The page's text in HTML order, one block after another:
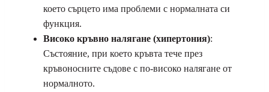
което сърцето има проблеми с нормалната си
функция.
Високо кръвно налягане (хипертония):
Състояние, при което кръвта тече през
кръвоносните съдове с по-високо налягане от
нормалното.